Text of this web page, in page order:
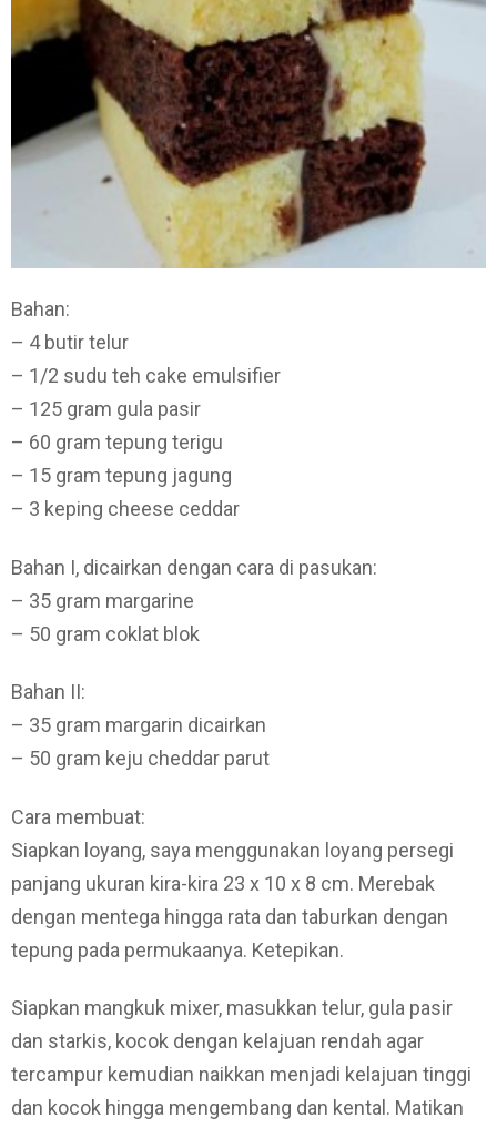
Bahan:
– 4 butir telur
– 1/2 sudu teh cake emulsifier
– 125 gram gula pasir
– 60 gram tepung terigu
– 15 gram tepung jagung
– 3 keping cheese ceddar
Bahan I, dicairkan dengan cara di pasukan:
– 35 gram margarine
– 50 gram coklat blok
Bahan II:
– 35 gram margarin dicairkan
– 50 gram keju cheddar parut
Cara membuat:
Siapkan loyang, saya menggunakan loyang persegi
panjang ukuran kira-kira 23 x 10 x 8 cm. Merebak
dengan mentega hingga rata dan taburkan dengan
tepung pada permukaanya. Ketepikan.
Siapkan mangkuk mixer, masukkan telur, gula pasir
dan starkis, kocok dengan kelajuan rendah agar
tercampur kemudian naikkan menjadi kelajuan tinggi
dan kocok hingga mengembang dan kental. Matikan